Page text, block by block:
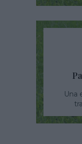
Una